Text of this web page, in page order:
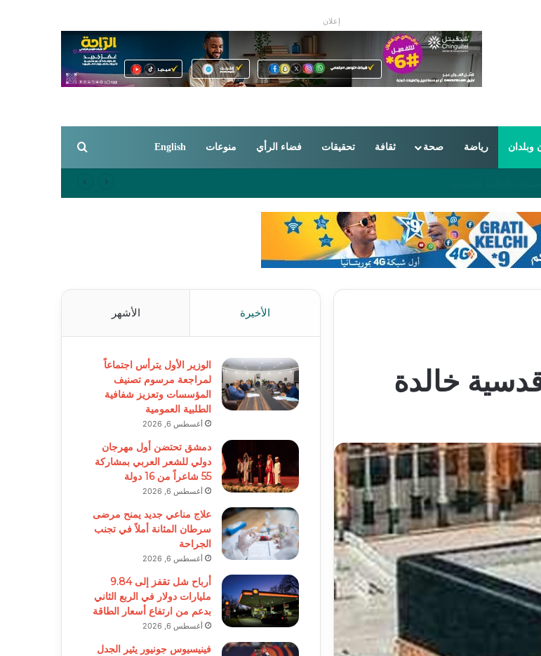
إعلان
وبلدان رياضة صحة ثقافة تحقيقات فضاء الرأي منوعات English بحث عن
خالدة
الأخيرة الأشهر
الوزير الأول يترأس اجتماعاً
لمراجعة مرسوم تصنيف
المؤسسات وتعزيز شفافية
الطلبية العمومية
أغسطس 6, 2026
دمشق تحتضن أول مهرجان
دولي للشعر العربي بمشاركة
55 شاعراً من 16 دولة
أغسطس 6, 2026
علاج مناعي جديد يمنح مرضى
سرطان المثانة أملاً في تجنب
الجراحة
أغسطس 6, 2026
أرباح شل تقفز إلى 9.84
مليارات دولار في الربع الثاني
بدعم من ارتفاع أسعار الطاقة
أغسطس 6, 2026
فينيسيوس جونيور يثير الجدل